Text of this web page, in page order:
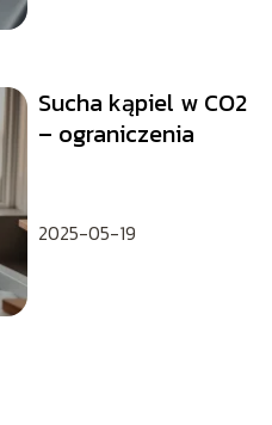
Sucha kąpiel w CO2
– ograniczenia
2025-05-19